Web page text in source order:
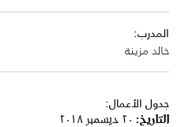
المدرب:
خالد مزينة
جدول الأعمال:
التاريخ: ٢٠ ديسمبر ٢٠١٨